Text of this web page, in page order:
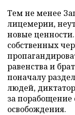
Тем не менее
лицемерии,
новые
собственных
равенства и
поначалу
людей,
за
освобождения.